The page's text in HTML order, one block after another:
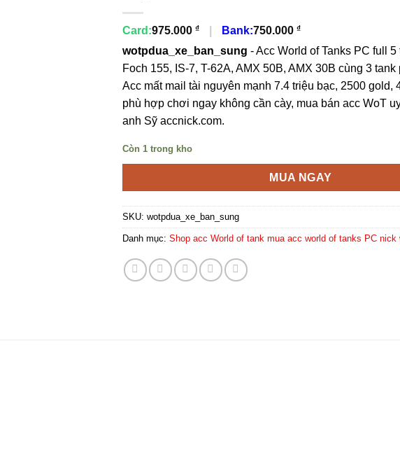
Card:975.000 ₫ Bank:750.000 ₫
wotpdua_xe_ban_sung - Acc World of Tanks PC full
Foch 155, IS-7, T-62A, AMX 50B, AMX 30B cùng 3 tank
Acc mất mail tài nguyên mạnh 7.4 triệu bạc, 2500 gold,
phù hợp chơi ngay không cần cày, mua bán acc WoT
anh Sỹ accnick.com.
Còn 1 trong kho
MUA NGAY
SKU: wotpdua_xe_ban_sung
Danh mục: Shop acc World of tank mua acc world of tanks PC nick